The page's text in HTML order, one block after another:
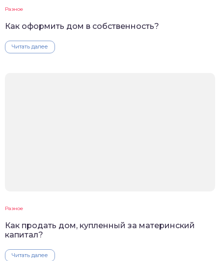
Разное
Как оформить дом в собственность?
Читать далее
Разное
Как продать дом, купленный за материнский
капитал?
Читать далее